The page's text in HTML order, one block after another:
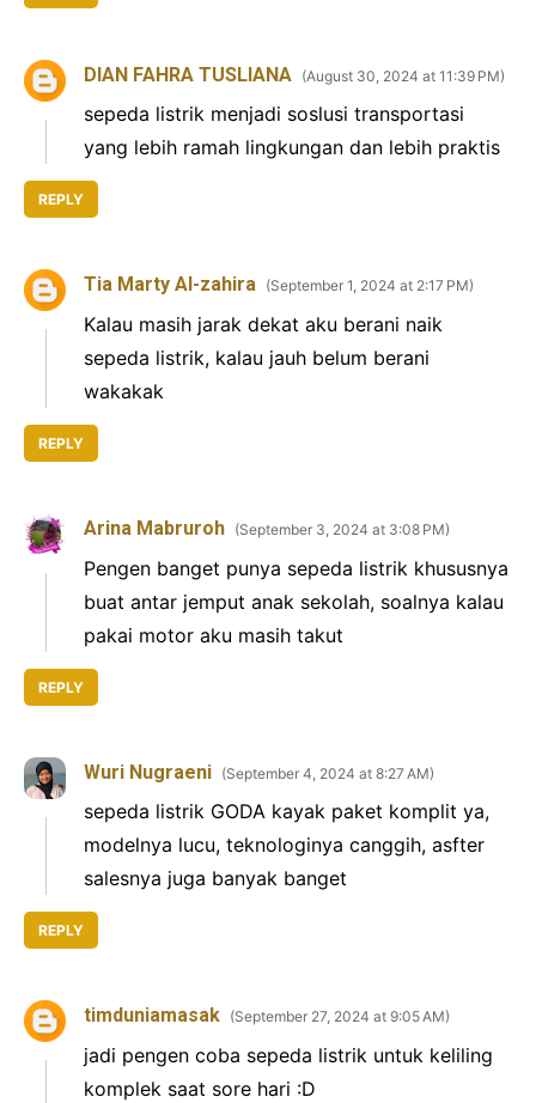
DIAN FAHRA TUSLIANA August 30, 2024 at 11:39 PM
sepeda listrik menjadi soslusi transportasi
yang lebih ramah lingkungan dan lebih praktis
REPLY
Tia Marty Al-zahira September 1, 2024 at 2:17 PM
Kalau masih jarak dekat aku berani naik
sepeda listrik, kalau jauh belum berani
wakakak
REPLY
Arina Mabruroh September 3, 2024 at 3:08 PM
Pengen banget punya sepeda listrik khususnya
buat antar jemput anak sekolah, soalnya kalau
pakai motor aku masih takut
REPLY
Wuri Nugraeni September 4, 2024 at 8:27 AM
sepeda listrik GODA kayak paket komplit ya,
modelnya lucu, teknologinya canggih, asfter
salesnya juga banyak banget
REPLY
timduniamasak September 27, 2024 at 9:05 AM
jadi pengen coba sepeda listrik untuk keliling
komplek saat sore hari :D